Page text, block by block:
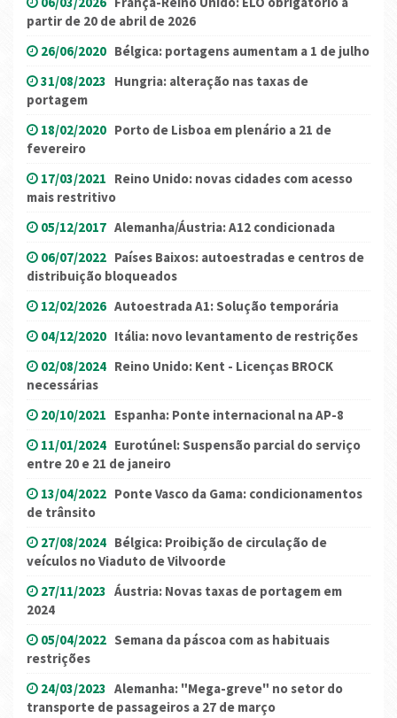
partir de 20 de abril de 2026
26/06/2020 Bélgica: portagens aumentam a 1 de julho
31/08/2023 Hungria: alteração nas taxas de
portagem
18/02/2020 Porto de Lisboa em plenário a 21 de
fevereiro
17/03/2021 Reino Unido: novas cidades com acesso
mais restritivo
05/12/2017 Alemanha/Áustria: A12 condicionada
06/07/2022 Países Baixos: autoestradas e centros de
distribuição bloqueados
12/02/2026 Autoestrada A1: Solução temporária
04/12/2020 Itália: novo levantamento de restrições
02/08/2024 Reino Unido: Kent - Licenças BROCK
necessárias
20/10/2021 Espanha: Ponte internacional na AP-8
11/01/2024 Eurotúnel: Suspensão parcial do serviço
entre 20 e 21 de janeiro
13/04/2022 Ponte Vasco da Gama: condicionamentos
de trânsito
27/08/2024 Bélgica: Proibição de circulação de
veículos no Viaduto de Vilvoorde
27/11/2023 Áustria: Novas taxas de portagem em
2024
05/04/2022 Semana da páscoa com as habituais
restrições
24/03/2023 Alemanha: "Mega-greve" no setor do
transporte de passageiros a 27 de março